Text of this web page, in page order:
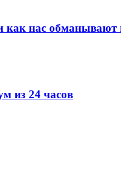
нас обманывают
из 24 часов